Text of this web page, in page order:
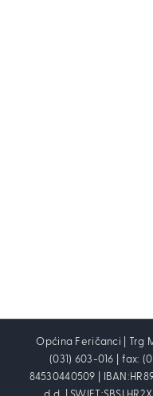
Općina Feričanci | Trg
(031) 603-016 | fax:
84530440509 |